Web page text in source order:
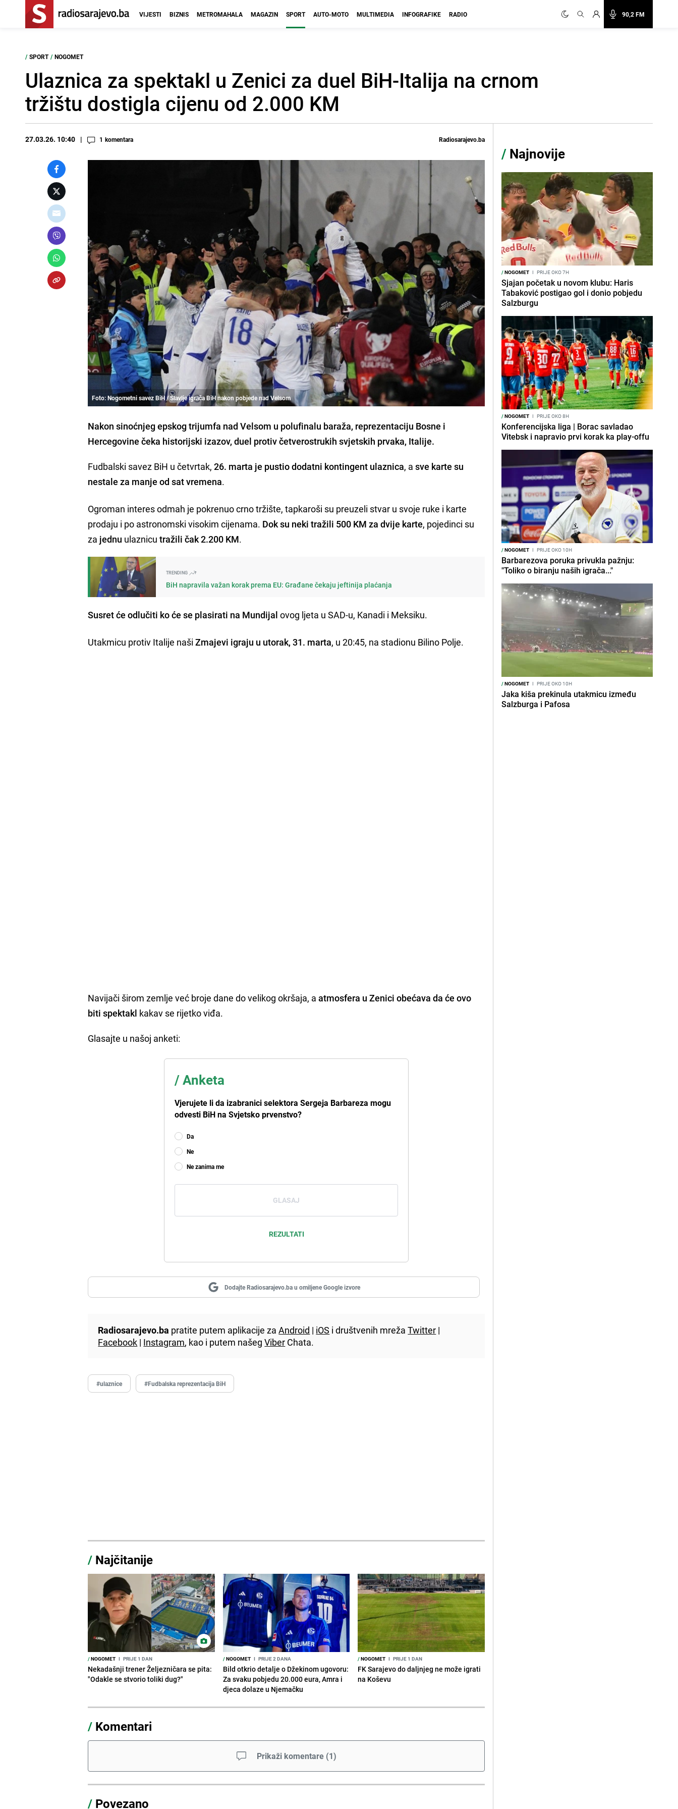
90,2 FM
VIJESTI BIZNIS METROMAHALA MAGAZIN SPORT AUTO-MOTO MULTIMEDIA INFOGRAFIKE RADIO
/ SPORT / NOGOMET
Ulaznica za spektakl u Zenici za duel BiH-Italija na crnom
tržištu dostigla cijenu od 2.000 KM
27.03.26. 10:40 1 komentara Radiosarajevo.ba
Foto: Nogometni savez BiH / Slavlje igrača BiH nakon pobjede nad Velsom
Nakon sinoćnjeg epskog trijumfa nad Velsom u polufinalu baraža, reprezentaciju Bosne i
Hercegovine čeka historijski izazov, duel protiv četverostrukih svjetskih prvaka, Italije.
Fudbalski savez BiH u četvrtak,26. marta je pustio dodatni kontingent ulaznica, asve karte su
nestale za manje od sat vremena.
Ogroman interes odmah je pokrenuo crno tržište, tapkaroši su preuzeli stvar u svoje ruke i karte
prodaju i po astronomski visokim cijenama. Dok su neki tražili 500 KM za dvije karte, pojedinci su
za jednu ulaznicutražili čak 2.200 KM.
TRENDING
BiH napravila važan korak prema EU: Građane čekaju jeftinija plaćanja
Susret će odlučiti ko će se plasirati na Mundijal ovog ljeta u SAD-u, Kanadi i Meksiku.
Utakmicu protiv Italije našiZmajevi igraju u utorak, 31. marta, u 20:45, na stadionu Bilino Polje.
Navijači širom zemlje već broje dane do velikog okršaja, aatmosfera u Zenici obećava da će ovo
biti spektakl kakav se rijetko viđa.
Glasajte u našoj anketi:
/Anketa
Vjerujete li da izabranici selektora Sergeja Barbareza mogu
odvesti BiH na Svjetsko prvenstvo?
Da
Ne
Ne zanima me
GLASAJ
REZULTATI
Dodajte Radiosarajevo.ba u omiljene Google izvore
Radiosarajevo.ba pratite putem aplikacije zaAndroid | iOS i društvenih mrežaTwitter |
Facebook | Instagram, kao i putem našegViber Chata.
#ulaznice #Fudbalska reprezentacija BiH
/ Najčitanije
/NOGOMET I PRIJE 1 DAN
Nekadašnji trener Željezničara se pita:
"Odakle se stvorio toliki dug?"
/NOGOMET I PRIJE 2 DANA
Bild otkrio detalje o Džekinom ugovoru:
Za svaku pobjedu 20.000 eura, Amra i
djeca dolaze u Njemačku
/NOGOMET I PRIJE 1 DAN
FK Sarajevo do daljnjeg ne može igrati
na Koševu
/ Komentari
Prikaži komentare (1)
/ Povezano
/ Najnovije
/NOGOMET I PRIJE OKO 7H
Sjajan početak u novom klubu: Haris
Tabaković postigao gol i donio pobjedu
Salzburgu
/NOGOMET I PRIJE OKO 8H
Konferencijska liga | Borac savladao
Vitebsk i napravio prvi korak ka play-offu
/NOGOMET I PRIJE OKO 10H
Barbarezova poruka privukla pažnju:
"Toliko o biranju naših igrača..."
/NOGOMET I PRIJE OKO 10H
Jaka kiša prekinula utakmicu između
Salzburga i Pafosa